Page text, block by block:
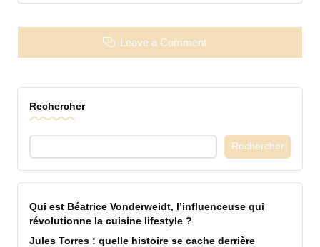
Leave a Comment
Rechercher
Rechercher
Qui est Béatrice Vonderweidt, l’influenceuse qui
révolutionne la cuisine lifestyle ?
Jules Torres : quelle histoire se cache derrière